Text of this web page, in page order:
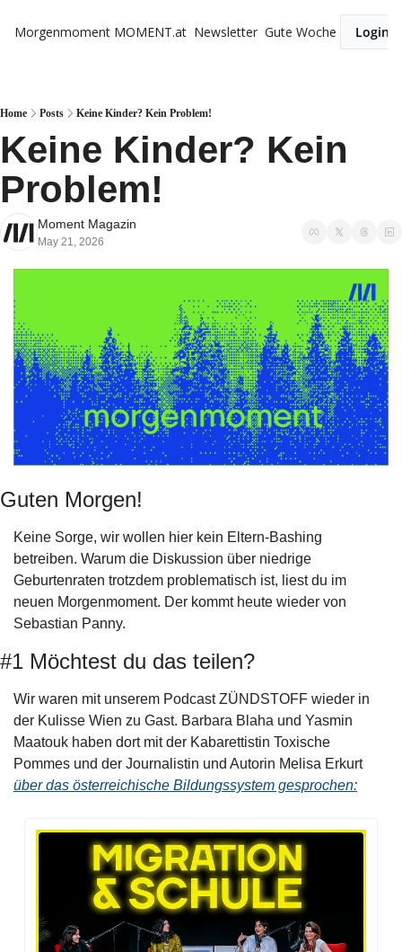
Morgenmoment MOMENT.at Newsletter Gute Woche Login
Home Posts Keine Kinder? Kein Problem!
Keine Kinder? Kein
Problem!
Moment Magazin
May 21, 2026
Guten Morgen!
Keine Sorge, wir wollen hier kein Eltern-Bashing
betreiben. Warum die Diskussion über niedrige
Geburtenraten trotzdem problematisch ist, liest du im
neuen Morgenmoment. Der kommt heute wieder von
Sebastian Panny.
#1 Möchtest du das teilen?
Wir waren mit unserem Podcast ZÜNDSTOFF wieder in
der Kulisse Wien zu Gast. Barbara Blaha und Yasmin
Maatouk haben dort mit der Kabarettistin Toxische
Pommes und der Journalistin und Autorin Melisa Erkurt
über das österreichische Bildungssystem gesprochen: